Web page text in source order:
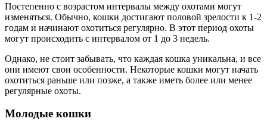
Постепенно с возрастом интервалы между охотами могут
изменяться. Обычно, кошки достигают половой зрелости к 1-2
годам и начинают охотиться регулярно. В этот период охоты
могут происходить с интервалом от 1 до 3 недель.
Однако, не стоит забывать, что каждая кошка уникальна, и все
они имеют свои особенности. Некоторые кошки могут начать
охотиться раньше или позже, а также иметь более или менее
регулярные охоты.
Молодые кошки